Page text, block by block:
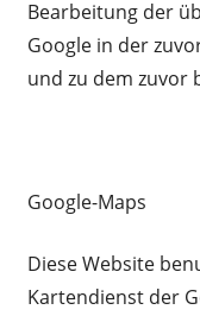
Bearbeitung der
Google in der
und zu dem zuvor
Google-Maps
Diese Website
Kartendienst der